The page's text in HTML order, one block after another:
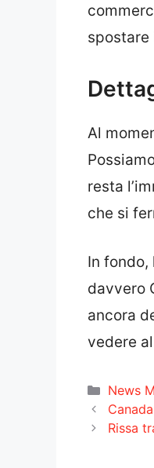
Al
resta
che si
In fondo,
davvero
ancora
vedere
News
Rissa